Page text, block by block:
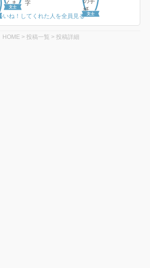
文士
文士
いいね！してくれた人を全員見る
HOME > 投稿一覧 > 投稿詳細